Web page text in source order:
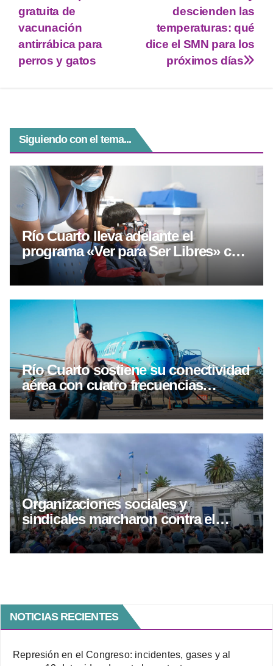
t
t
e
r
t
s
A
p
e
g
r
a
n
g
descienden las
temperaturas: qué
dice el SMN para los
próximos días
gratuita de
vacunación
antirrábica para
perros y gatos
Siguiendo con el tema...
Río Cuarto lleva adelante el
programa «Ver para Ser Libres» con
controles oftalmológicos y entrega
gratuita de lentes
Río Cuarto sostiene su conectividad
aérea con cuatro frecuencias
semanales hacia Buenos Aires
Organizaciones sociales y
sindicales marcharon contra el
proyecto de inviolavilidad de
propiedad privada
NOTICIAS RECIENTES
Represión en el Congreso: incidentes, gases y al